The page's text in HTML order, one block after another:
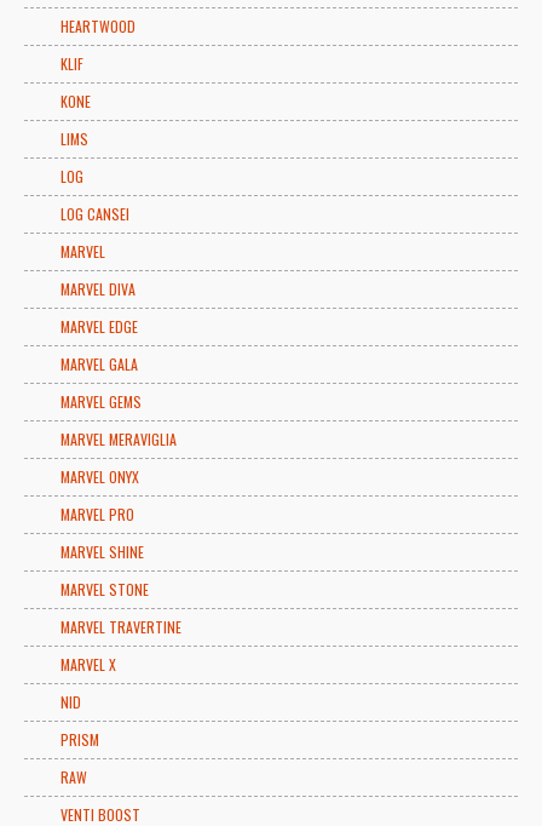
HEARTWOOD
KLIF
KONE
LIMS
LOG
LOG CANSEI
MARVEL
MARVEL DIVA
MARVEL EDGE
MARVEL GALA
MARVEL GEMS
MARVEL MERAVIGLIA
MARVEL ONYX
MARVEL PRO
MARVEL SHINE
MARVEL STONE
MARVEL TRAVERTINE
MARVEL X
NID
PRISM
RAW
VENTI BOOST